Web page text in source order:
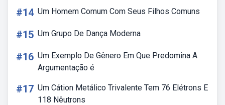
#14 Um Homem Comum Com Seus Filhos Comuns
#15 Um Grupo De Dança Moderna
#16 Um Exemplo De Gênero Em Que Predomina A
Argumentação é
#17 Um Cátion Metálico Trivalente Tem 76 Elétrons E
118 Nêutrons